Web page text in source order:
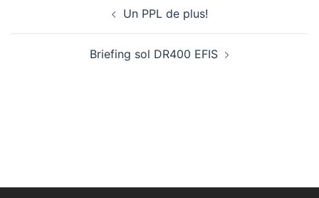
Un PPL de plus!
Briefing sol DR400 EFIS